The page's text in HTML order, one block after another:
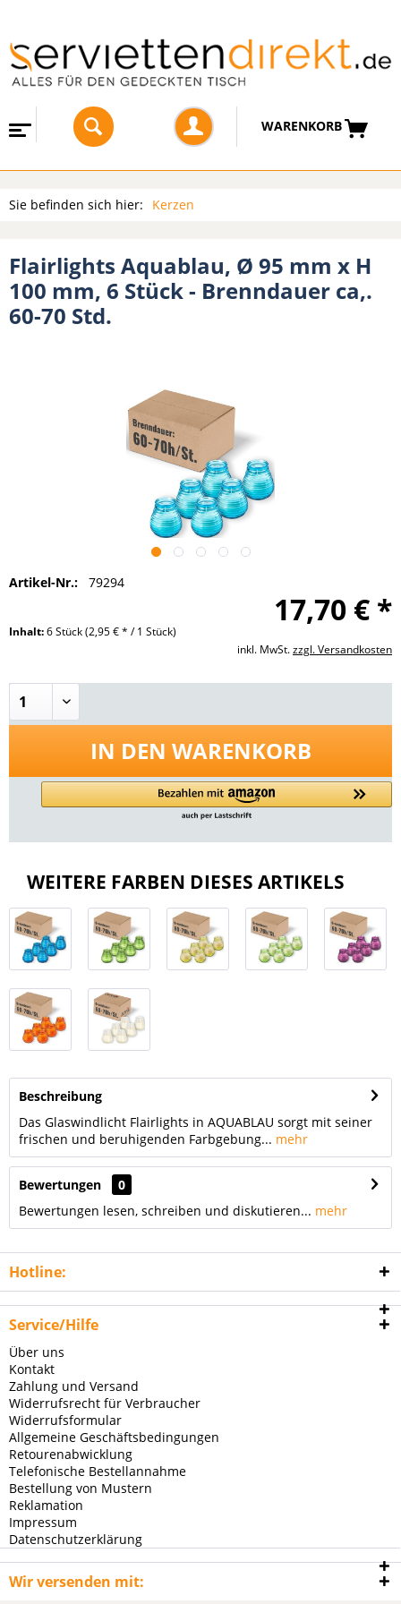
WARENKORB
Sie befinden sich hier: Kerzen
Flairlights Aquablau, Ø 95 mm x H
100 mm, 6 Stück - Brenndauer ca,.
60-70 Std.
Artikel-Nr.: 79294
17,70 € *
Inhalt:6 Stück(2,95 € * / 1 Stück)
inkl. MwSt.zzgl. Versandkosten
IN DEN WARENKORB
WEITERE FARBEN DIESES ARTIKELS
Beschreibung
Das Glaswindlicht Flairlights in AQUABLAU sorgt mit seiner
frischen und beruhigenden Farbgebung... mehr
Bewertungen
0
Bewertungen lesen, schreiben und diskutieren... mehr
Hotline:
Service/Hilfe
Über uns
Kontakt
Zahlung und Versand
Widerrufsrecht für Verbraucher
Widerrufsformular
Allgemeine Geschäftsbedingungen
Retourenabwicklung
Telefonische Bestellannahme
Bestellung von Mustern
Reklamation
Impressum
Datenschutzerklärung
Wir versenden mit: